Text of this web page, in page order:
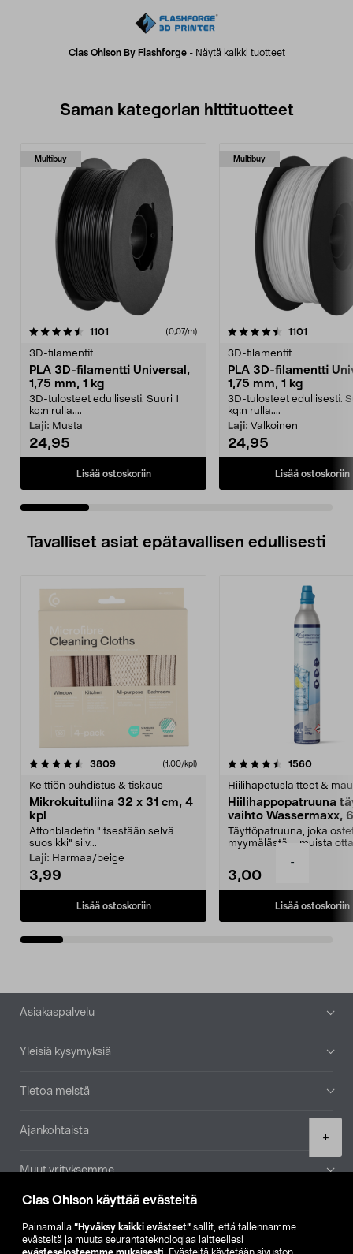
Clas Ohlson käyttää evästeitä
Painamalla ”Hyväksy kaikki evästeet” sallit, että tallennamme
evästeitä ja muuta seurantateknologiaa laitteellesi
-
+
Clas Ohlson By Flashforge- Näytä kaikki tuotteet
Saman kategorian hittituotteet
Multibuy
1101 (0,07/m)
3D-filamentit
PLA 3D-filamentti Universal,
1,75 mm, 1 kg
3D-tulosteet edullisesti. Suuri 1
kg:n rulla....
Laji: Musta
24,95
Lisää ostoskoriin
Multibuy
4.5 viidestä
1101
3D-filamentit
PLA 3D-filamentti
1,75 mm, 1 kg
3D-tulosteet edullisesti.
kg:n rulla....
Laji: Valkoinen
24,95
Lisää ostoskoriin
4.0 viidestä
Tavalliset asiat epätavallisen edullisesti
3809arvostelut (1,00/kpl)
Keittiön puhdistus & tiskaus
Mikrokuituliina 32 x 31 cm, 4
kpl
Aftonbladetin "itsestään selvä
suosikki" siiv...
Laji: Harmaa/beige
3,99
Lisää ostoskoriin
4.5viidestä
1560
Hiilihapotuslaitteet &
Hiilihappopatruuna
vaihto Wassermaxx,
Täyttöpatruuna, joka
myymälästä – muista
3,00
Lisää ostoskoriin
4.5viidestä
Alatunniste
Asiakaspalvelu
Yleisiä kysymyksiä
Tietoa meistä
Ajankohtaista
Muut yrityksemme
Etsi myymälä
SE NO FI